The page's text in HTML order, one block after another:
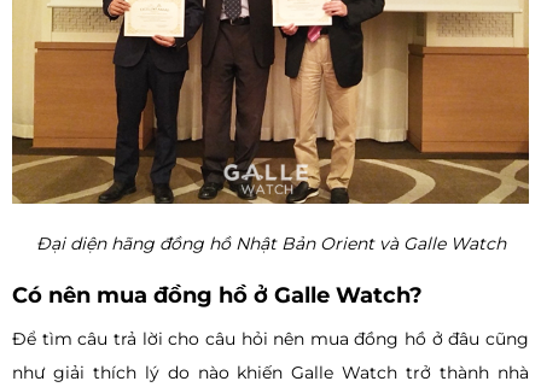
Đại diện hãng đồng hồ Nhật Bản Orient và Galle Watch
Có nên mua đồng hồ ở Galle Watch?
Để tìm câu trả lời cho câu hỏi nên mua đồng hồ ở đâu cũng
như giải thích lý do nào khiến Galle Watch trở thành nhà